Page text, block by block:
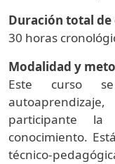
Duración total de
30 horas
Modalidad y
Este curso
participante
conocimiento.
técnico-